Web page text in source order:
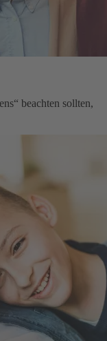
beachten sollten,